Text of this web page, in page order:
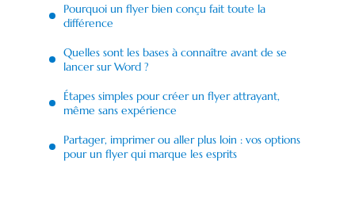
Pourquoi un flyer bien conçu fait toute la
différence
Quelles sont les bases à connaître avant de se
lancer sur Word ?
Étapes simples pour créer un flyer attrayant,
même sans expérience
Partager, imprimer ou aller plus loin : vos options
pour un flyer qui marque les esprits